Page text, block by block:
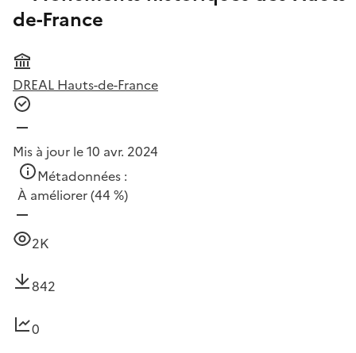
de-France
DREAL Hauts-de-France
Mis à jour le 10 avr. 2024
Métadonnées :
À améliorer(44 %)
2K
842
0